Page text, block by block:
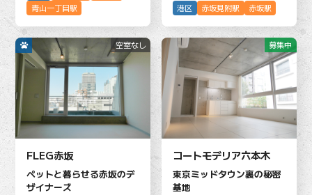
青山一丁目駅
港区 赤坂見附駅 赤坂駅
FLEG赤坂
ペットと暮らせる赤坂のデ
ザイナーズ
空室なし
コートモデリア六本木
東京ミッドタウン裏の秘密
基地
募集中